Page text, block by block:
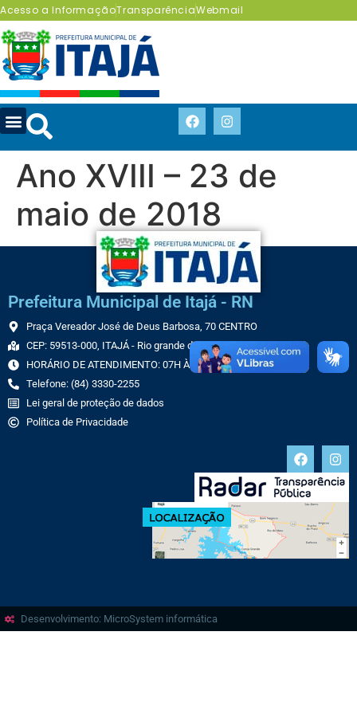
Acesso a InformaçãoTransparênciaWebmail
Ano XVIII – 23 de
maio de 2018
Prefeitura Municipal de Itajá - RN
Praça Vereador José de Deus Barbosa, 70 CENTRO
CEP: 59513-000, ITAJÁ - Rio grande do Norte
HORÁRIO DE ATENDIMENTO: 07H ÀS 13H
Telefone: (84) 3330-2255
Lei geral de proteção de dados
Política de Privacidade
Desenvolvimento: MicroSystem informática